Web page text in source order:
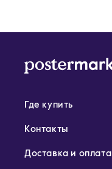
Где купить
Контакты
Доставка и оплата